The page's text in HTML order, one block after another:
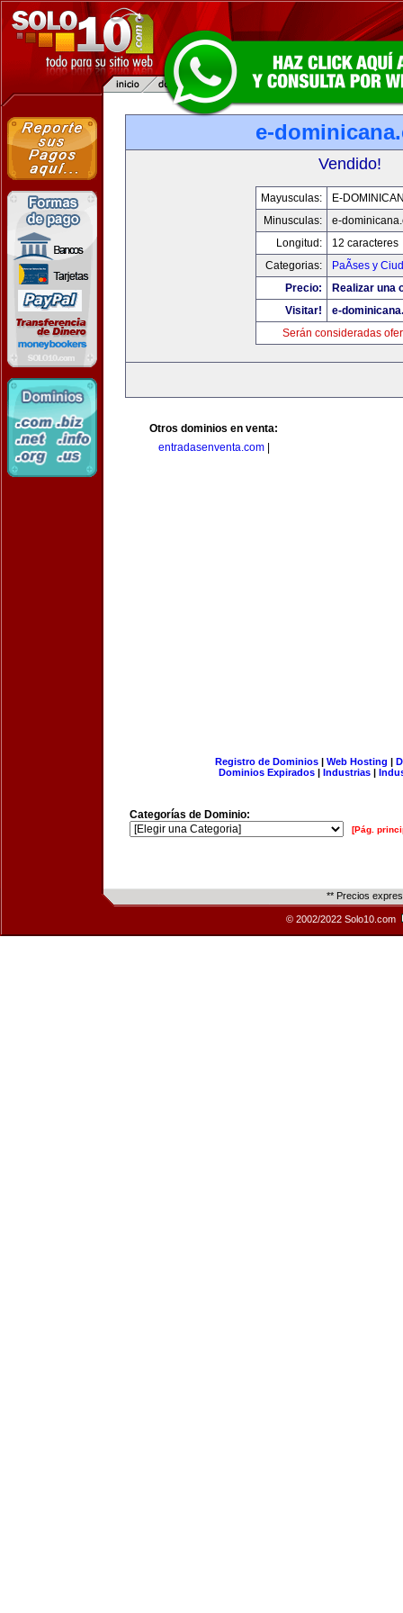
e-
Vendido!
Mayusculas:
E-
Minusculas:
e-
Longitud:
12 caracteres
Categorias:
PaÃ­ses y
Precio:
Realizar una
Visitar!
e-
Serán consideradas
Otros dominios en venta:
entradasenventa.com|
Registro de Dominios| Web Hosting |
Dominios Expirados | Industrias |
Categorías de Dominio:
[Pág.
** Precios
© 2002/2022 Solo10.com